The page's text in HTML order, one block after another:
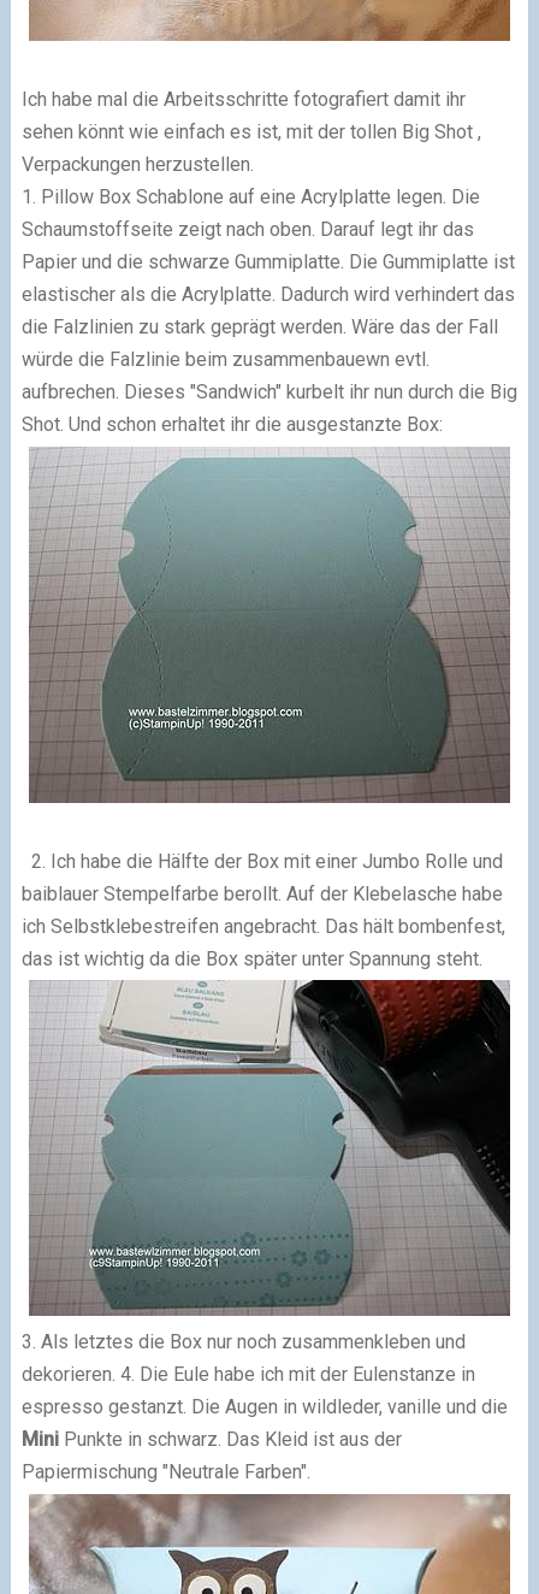
Ich habe mal die Arbeitsschritte fotografiert damit ihr
sehen könnt wie einfach es ist, mit der tollen Big Shot ,
Verpackungen herzustellen.
1. Pillow Box Schablone auf eine Acrylplatte legen. Die
Schaumstoffseite zeigt nach oben. Darauf legt ihr das
Papier und die schwarze Gummiplatte. Die Gummiplatte ist
elastischer als die Acrylplatte. Dadurch wird verhindert das
die Falzlinien zu stark geprägt werden. Wäre das der Fall
würde die Falzlinie beim zusammenbauewn evtl.
aufbrechen. Dieses "Sandwich" kurbelt ihr nun durch die Big
Shot. Und schon erhaltet ihr die ausgestanzte Box:
2. Ich habe die Hälfte der Box mit einer Jumbo Rolle und
baiblauer Stempelfarbe berollt. Auf der Klebelasche habe
ich Selbstklebestreifen angebracht. Das hält bombenfest,
das ist wichtig da die Box später unter Spannung steht.
3. Als letztes die Box nur noch zusammenkleben und
dekorieren. 4. Die Eule habe ich mit der Eulenstanze in
espresso gestanzt. Die Augen in wildleder, vanille und die
MiniPunkte in schwarz. Das Kleid ist aus der
Papiermischung "Neutrale Farben".